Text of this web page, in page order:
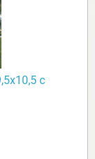
с